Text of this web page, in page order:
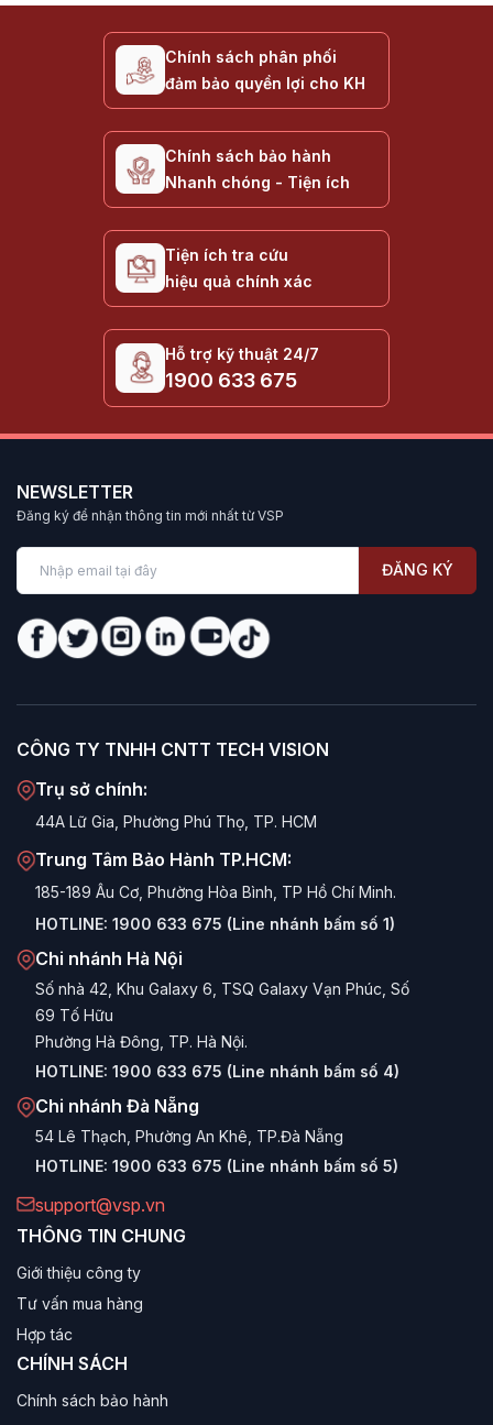
Chính sách phân phối
đảm bảo quyền lợi cho KH
Chính sách bảo hành
Nhanh chóng - Tiện ích
Tiện ích tra cứu
hiệu quả chính xác
Hỗ trợ kỹ thuật 24/7
1900 633 675
NEWSLETTER
Đăng ký để nhận thông tin mới nhất từ VSP
ĐĂNG KÝ
CÔNG TY TNHH CNTT TECH VISION
Trụ sở chính:
44A Lữ Gia, Phường Phú Thọ, TP. HCM
Trung Tâm Bảo Hành TP.HCM:
185-189 Âu Cơ, Phường Hòa Bình, TP Hồ Chí Minh.
HOTLINE: 1900 633 675 (Line nhánh bấm số 1)
Chi nhánh Hà Nội
Số nhà 42, Khu Galaxy 6, TSQ Galaxy Vạn Phúc, Số
69 Tố Hữu
Phường Hà Đông, TP. Hà Nội.
HOTLINE: 1900 633 675 (Line nhánh bấm số 4)
Chi nhánh Đà Nẵng
54 Lê Thạch, Phường An Khê, TP.Đà Nẵng
HOTLINE: 1900 633 675 (Line nhánh bấm số 5)
support@vsp.vn
THÔNG TIN CHUNG
Giới thiệu công ty
Tư vấn mua hàng
Hợp tác
CHÍNH SÁCH
Chính sách bảo hành